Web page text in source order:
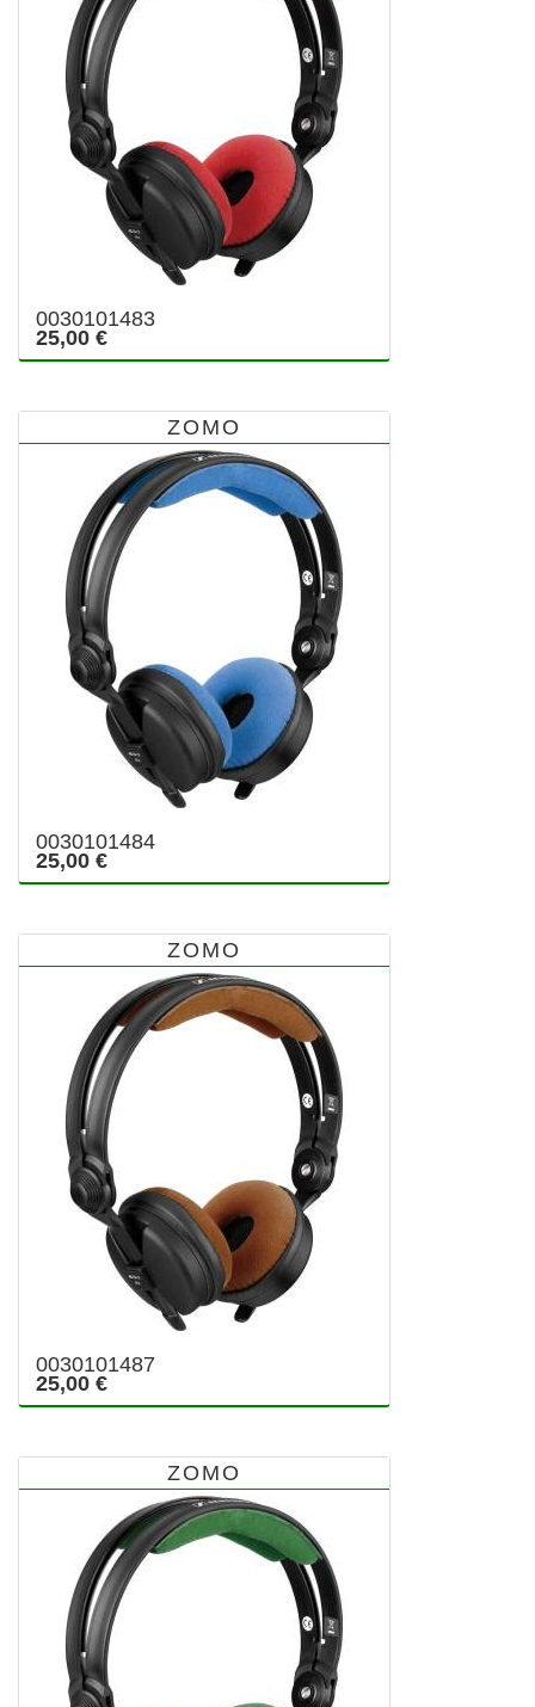
0030101483
25,00 €
ZOMO
0030101484
25,00 €
ZOMO
0030101487
25,00 €
ZOMO